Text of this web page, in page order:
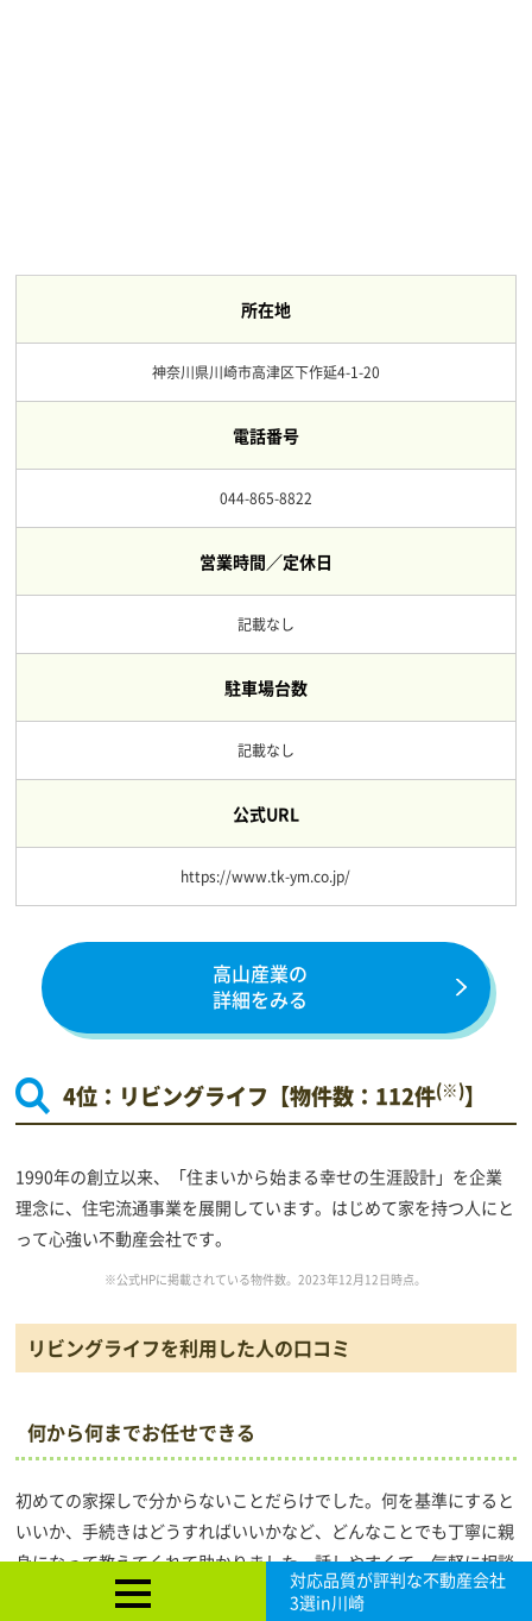
所在地
神奈川県川崎市高津区下作延4-1-20
電話番号
044-865-8822
営業時間／定休日
記載なし
駐車場台数
記載なし
公式URL
https://www.tk-ym.co.jp/
高山産業の
詳細をみる
4位：リビングライフ【物件数：112件(※)】
1990年の創立以来、「住まいから始まる幸せの生涯設計」を企業
理念に、住宅流通事業を展開しています。はじめて家を持つ人にと
って心強い不動産会社です。
※公式HPに掲載されている物件数。2023年12月12日時点。
リビングライフを利用した人の口コミ
何から何までお任せできる
初めての家探しで分からないことだらけでした。何を基準にすると
いいか、手続きはどうすればいいかなど、どんなことでも丁寧に親
身になって教えてくれて助かりました。話しやすくて、気軽に相談
できるのもよかったです。安心してお任せできると思います。とい
対応品質が評判な不動産会社
3選in川崎